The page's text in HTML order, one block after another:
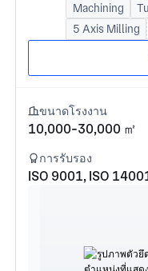
Machining
5 Axis Milling
ขนาดโรงงาน
10,000-30,000 ㎡
การรับรอง
ISO 9001, ISO